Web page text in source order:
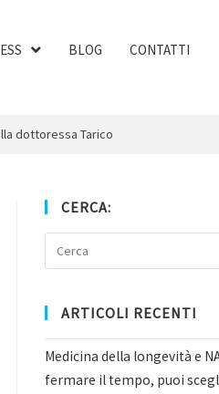
BLOG CONTATTI
dottoressa Tarico
CERCA:
ARTICOLI RECENTI
Medicina della longevità e
fermare il tempo, puoi